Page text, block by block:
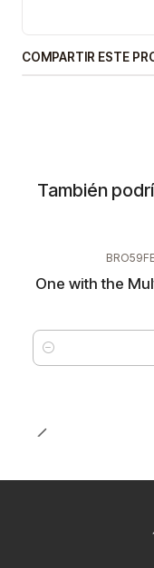
COMPARTIR ESTE
También
One with the
Cantidad